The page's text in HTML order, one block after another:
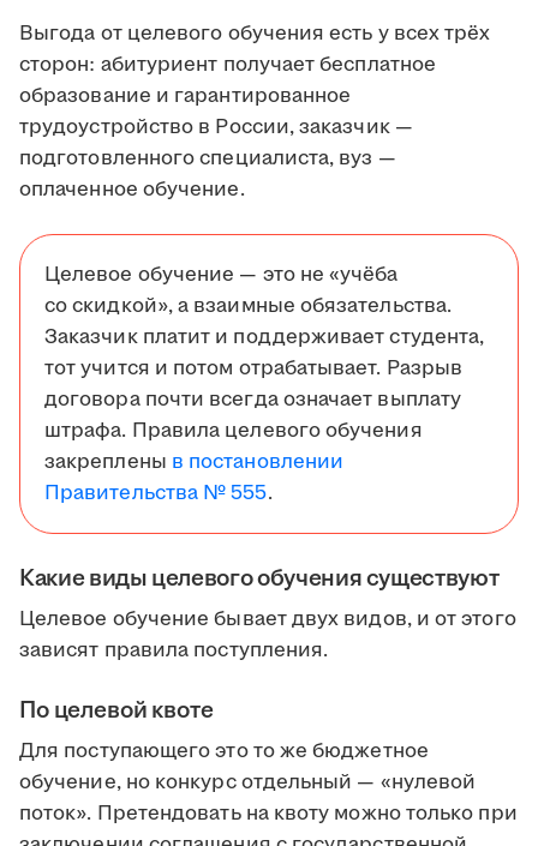
Выгода от целевого обучения есть у всех трёх
сторон: абитуриент получает бесплатное
образование и гарантированное
трудоустройство в России, заказчик —
подготовленного специалиста, вуз —
оплаченное обучение.
Целевое обучение — это не «учёба
со скидкой», а взаимные обязательства.
Заказчик платит и поддерживает студента,
тот учится и потом отрабатывает. Разрыв
договора почти всегда означает выплату
штрафа. Правила целевого обучения
закреплены в постановлении
Правительства № 555.
Какие виды целевого обучения существуют
Целевое обучение бывает двух видов, и от этого
зависят правила поступления.
По целевой квоте
Для поступающего это то же бюджетное
обучение, но конкурс отдельный — «нулевой
поток». Претендовать на квоту можно только при